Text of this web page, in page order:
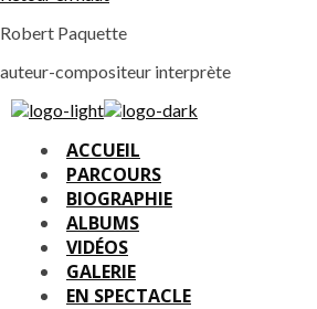
Robert Paquette
auteur-compositeur interprète
ACCUEIL
PARCOURS
BIOGRAPHIE
ALBUMS
VIDÉOS
GALERIE
EN SPECTACLE